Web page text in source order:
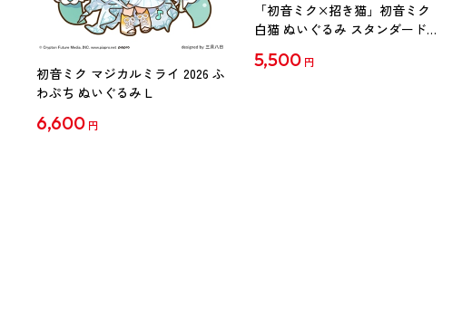
初音ミク マジカルミライ 2026 ふ
わぷち ぬいぐるみ L
6,600 円
「初音ミク×招き猫」初音ミク
白猫 ぬいぐるみ スタンダード
5,500 円